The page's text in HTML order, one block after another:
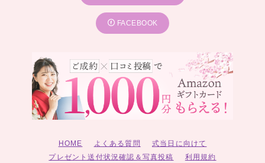
FACEBOOK
HOME よくある質問
式当日に向けて
プレゼント送付状況確認＆写真投稿
利用規約